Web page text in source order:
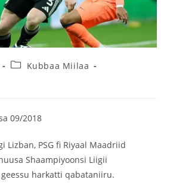
Kubbaa Miilaa
09/2018
Lizban, PSG fi Riyaal Maadriid
Shaampiyoonsi Liigii
harkatti qabataniiru.